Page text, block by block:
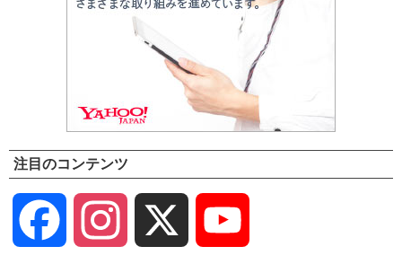
注目のコンテンツ
Facebook Instagram